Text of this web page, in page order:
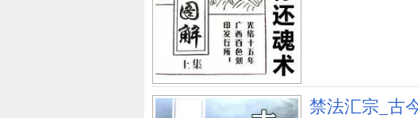
(一蓑烟雨任平生)。在困顿时光中仍然潇洒
人生道路。赫尔岑说：(会在开心时笑容，还
人，从来不回过头去追寻昨日黄花，只是开
度以对，处之泰然，才会更开心。
空气之士，众人皆知不抢 禁法汇宗_古